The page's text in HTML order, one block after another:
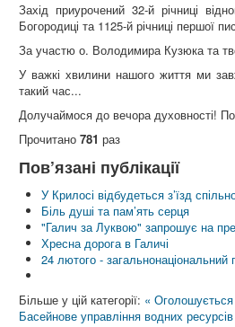
Захід приурочений 32-й річниці
Богородиці та 1125-й річниці першої
За участю о. Володимира Кузюка та
У важкі хвилини нашого життя ми
такий час...
Долучаймося до вечора духовності!
Прочитано 781 раз
Пов’язані публікації
У Крилосі відбудеться з’їзд
Біль душі та пам’ять серця
"Галич за Луквою" запрошує на
Хресна дорога в Галичі
24 лютого - загальнонаціональний
Більше у цій категорії: « Оголошується
Басейнове управління водних